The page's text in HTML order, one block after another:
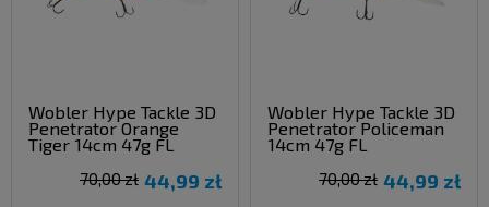
Wobler Hype Tackle 3D
Penetrator Orange
Tiger 14cm 47g FL
44,99 zł
70,00 zł
Wobler Hype Tackle 3D
Penetrator Policeman
14cm 47g FL
44,99 zł
70,00 zł